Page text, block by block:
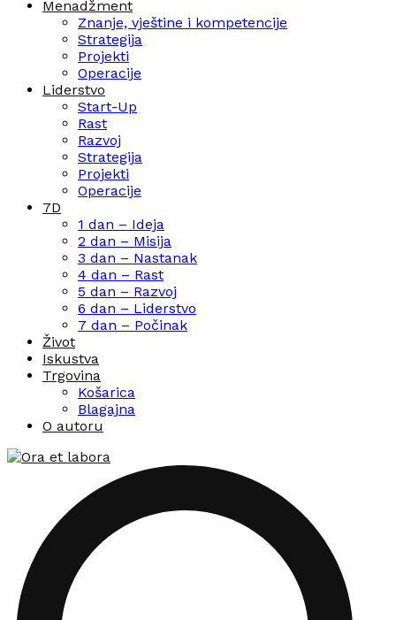
Menadžment
Znanje, vještine i kompetencije
Strategija
Projekti
Operacije
Liderstvo
Start-Up
Rast
Razvoj
Strategija
Projekti
Operacije
7D
1 dan – Ideja
2 dan – Misija
3 dan – Nastanak
4 dan – Rast
5 dan – Razvoj
6 dan – Liderstvo
7 dan – Počinak
Život
Iskustva
Trgovina
Košarica
Blagajna
O autoru